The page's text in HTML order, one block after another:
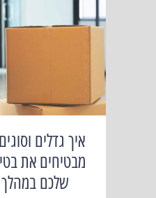
איך גדלים
מבטיחים את
שלכם